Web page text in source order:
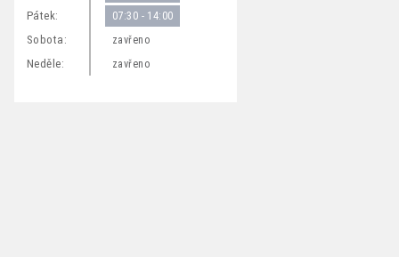
Pátek: 07:30 - 14:00
Sobota: zavřeno
Neděle: zavřeno